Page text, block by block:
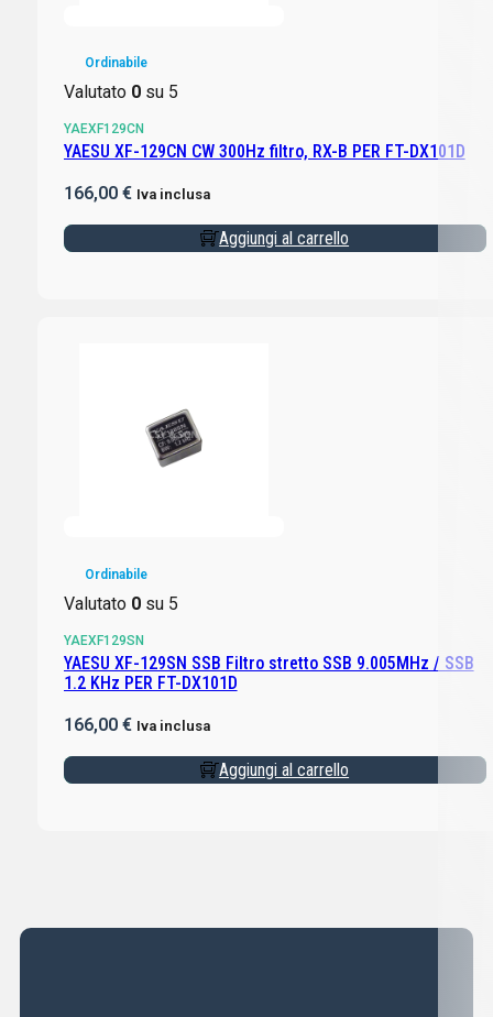
Ordinabile
Valutato 0su 5
YAEXF129CN
YAESU XF-129CN CW 300Hz filtro, RX-B PER FT-DX101D
166,00 € Iva inclusa
Aggiungi al carrello
Ordinabile
Valutato 0su 5
YAEXF129SN
YAESU XF-129SN SSB Filtro stretto SSB 9.005MHz / SSB
1.2 KHz PER FT-DX101D
166,00 € Iva inclusa
Aggiungi al carrello